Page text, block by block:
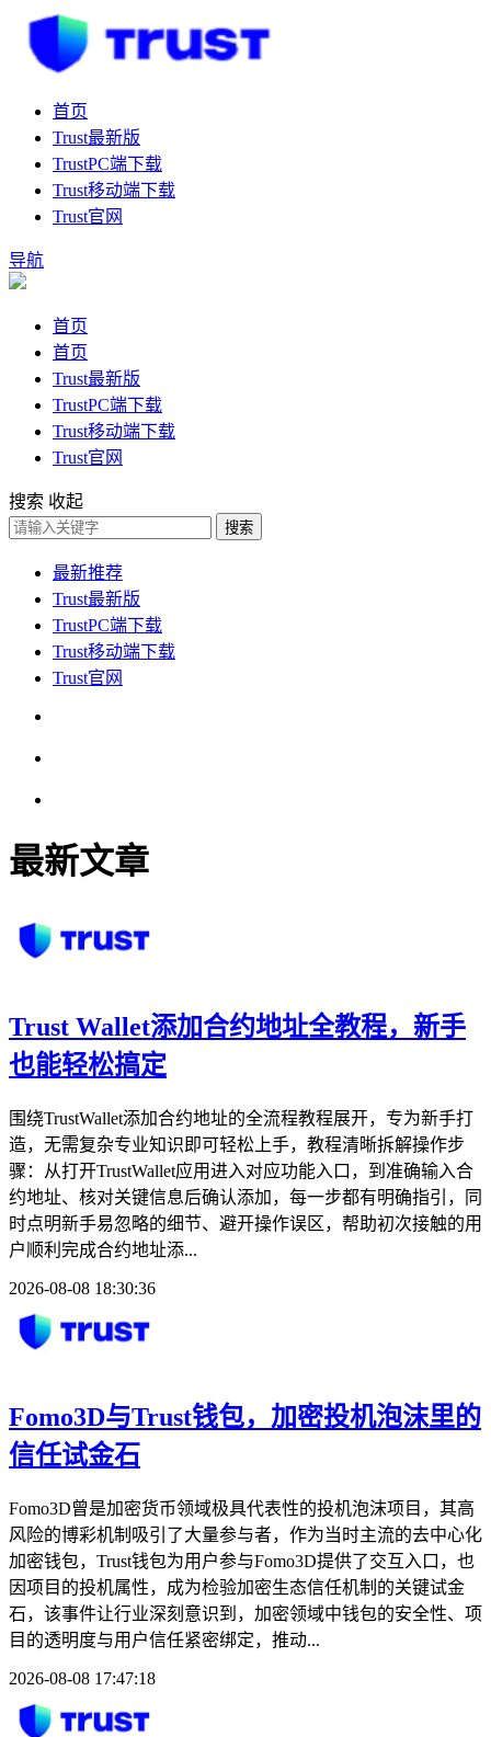
首页
Trust最新版
TrustPC端下载
Trust移动端下载
Trust官网
导航
首页
首页
Trust最新版
TrustPC端下载
Trust移动端下载
Trust官网
搜索 收起
搜索
最新推荐
Trust最新版
TrustPC端下载
Trust移动端下载
Trust官网
最新文章
Trust Wallet添加合约地址全教程，新手
也能轻松搞定
围绕TrustWallet添加合约地址的全流程教程展开，专为新手打
造，无需复杂专业知识即可轻松上手，教程清晰拆解操作步
骤：从打开TrustWallet应用进入对应功能入口，到准确输入合
约地址、核对关键信息后确认添加，每一步都有明确指引，同
时点明新手易忽略的细节、避开操作误区，帮助初次接触的用
户顺利完成合约地址添...
2026-08-08 18:30:36
Fomo3D与Trust钱包，加密投机泡沫里的
信任试金石
Fomo3D曾是加密货币领域极具代表性的投机泡沫项目，其高
风险的博彩机制吸引了大量参与者，作为当时主流的去中心化
加密钱包，Trust钱包为用户参与Fomo3D提供了交互入口，也
因项目的投机属性，成为检验加密生态信任机制的关键试金
石，该事件让行业深刻意识到，加密领域中钱包的安全性、项
目的透明度与用户信任紧密绑定，推动...
2026-08-08 17:47:18